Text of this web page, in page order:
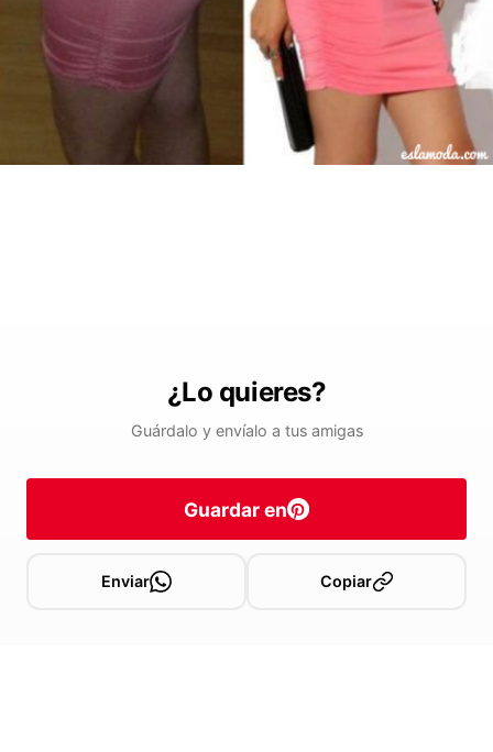
¿Lo quieres?
Guárdalo y envíalo a tus amigas
Guardar en
Enviar Copiar